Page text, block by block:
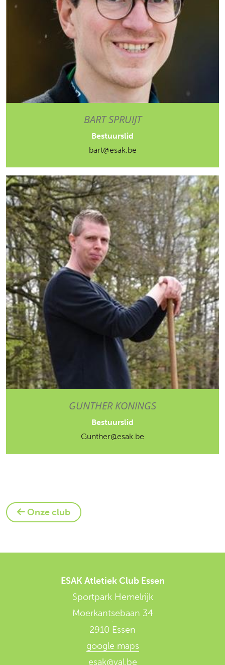
BART SPRUIJT
Bestuurslid
bart@esak.be
GUNTHER KONINGS
Bestuurslid
Gunther@esak.be
Onze club
ESAK Atletiek Club Essen
Sportpark Hemelrijk
Moerkantsebaan 34
2910 Essen
google maps
esak@val.be